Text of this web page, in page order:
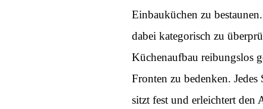
Einbauküchen zu
dabei kategorisch zu
Küchenaufbau reibungslos
Fronten zu bedenken.
sitzt fest und erleichtert den